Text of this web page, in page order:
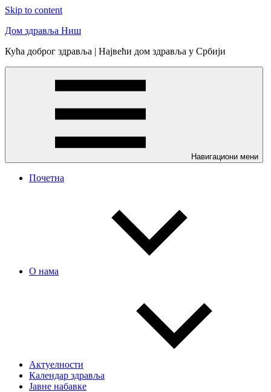
Skip to content
Дом здравља Ниш
Кућа доброг здравља | Највећи дом здравља у Србији
Навигациони мени
Почетна
О нама
Актуелности
Календар здравља
Јавне набавке